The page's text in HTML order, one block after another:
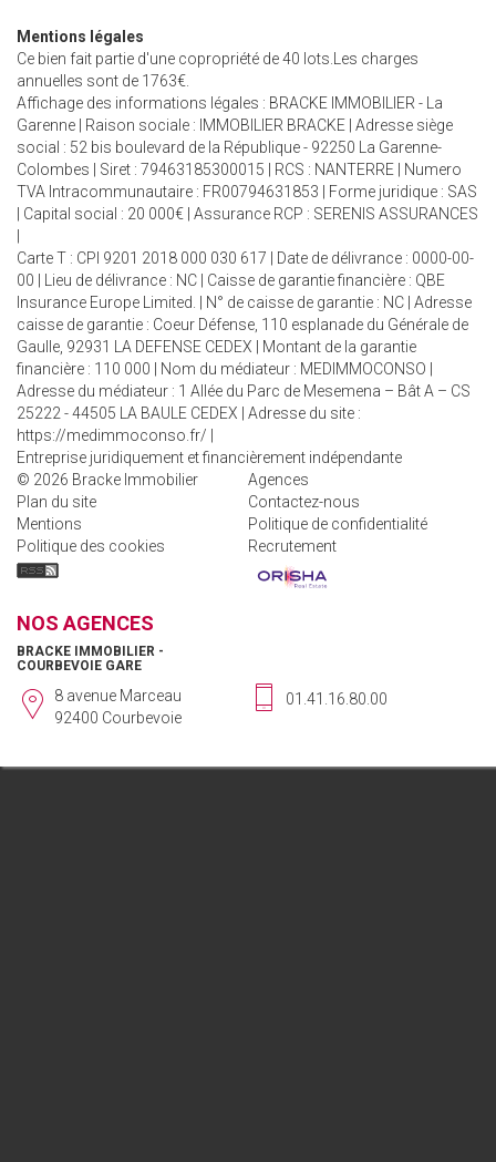
Mentions légales
Ce bien fait partie d'une copropriété de 40 lots.Les charges
annuelles sont de 1763€.
Affichage des informations légales : BRACKE IMMOBILIER - La
Garenne | Raison sociale : IMMOBILIER BRACKE | Adresse siège
social : 52 bis boulevard de la République - 92250 La Garenne-
Colombes | Siret : 79463185300015 | RCS : NANTERRE | Numero
TVA Intracommunautaire : FR00794631853 | Forme juridique : SAS
| Capital social : 20 000€ | Assurance RCP : SERENIS ASSURANCES
Carte T : CPI 9201 2018 000 030 617 | Date de délivrance : 0000-00-
00 | Lieu de délivrance : NC | Caisse de garantie financière : QBE
Insurance Europe Limited. | N° de caisse de garantie : NC | Adresse
caisse de garantie : Coeur Défense, 110 esplanade du Générale de
Gaulle, 92931 LA DEFENSE CEDEX | Montant de la garantie
financière : 110 000 | Nom du médiateur : MEDIMMOCONSO |
Adresse du médiateur : 1 Allée du Parc de Mesemena – Bât A – CS
25222 - 44505 LA BAULE CEDEX | Adresse du site :
https://medimmoconso.fr/
Entreprise juridiquement et financièrement indépendante
© 2026 Bracke Immobilier
Agences
Plan du site
Contactez-nous
Mentions
Politique de confidentialité
Politique des cookies
Recrutement
NOS AGENCES
BRACKE IMMOBILIER -
COURBEVOIE GARE
8 avenue Marceau
92400 Courbevoie
01.41.16.80.00